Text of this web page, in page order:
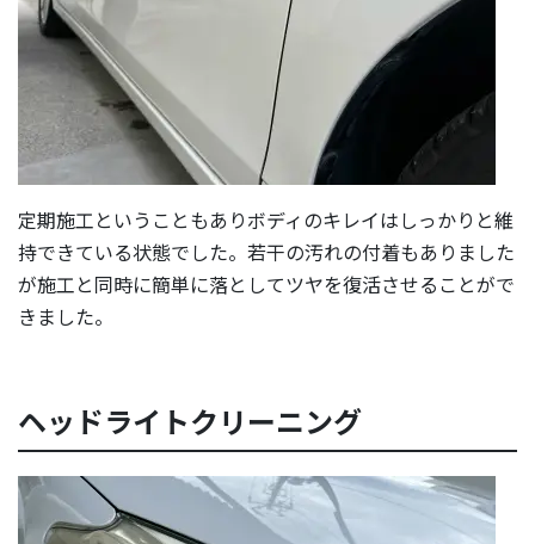
定期施工ということもありボディのキレイはしっかりと維
持できている状態でした。若干の汚れの付着もありました
が施工と同時に簡単に落としてツヤを復活させることがで
きました。
ヘッドライトクリーニング